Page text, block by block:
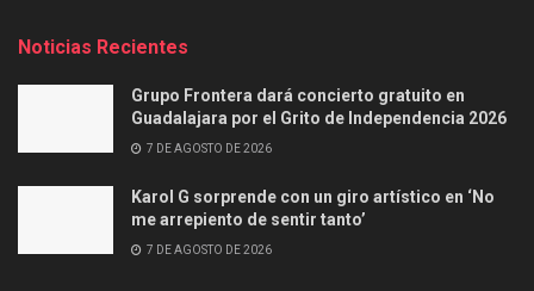
Noticias Recientes
Grupo Frontera dará concierto gratuito en
Guadalajara por el Grito de Independencia 2026
7 DE AGOSTO DE 2026
Karol G sorprende con un giro artístico en ‘No
me arrepiento de sentir tanto’
7 DE AGOSTO DE 2026